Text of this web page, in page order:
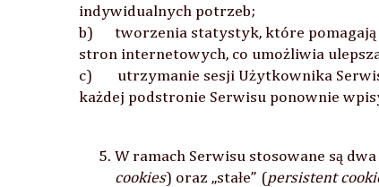
indywidualnych potrzeb;
b) tworzenia statystyk, które pomagają
stron internetowych, co umożliwia
c) utrzymanie sesji Użytkownika
każdej podstronie Serwisu ponownie
W ramach Serwisu stosowane są
cookies) oraz „stałe” (persistent